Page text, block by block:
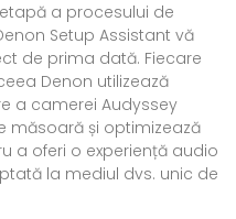
a procesului de
Setup Assistant vă
de prima dată. Fiecare
Denon utilizează
a camerei Audyssey
măsoară și optimizează
a oferi o experiență audio
la mediul dvs. unic de